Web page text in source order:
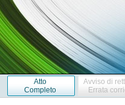
Atto
Completo
Avviso di
Errata